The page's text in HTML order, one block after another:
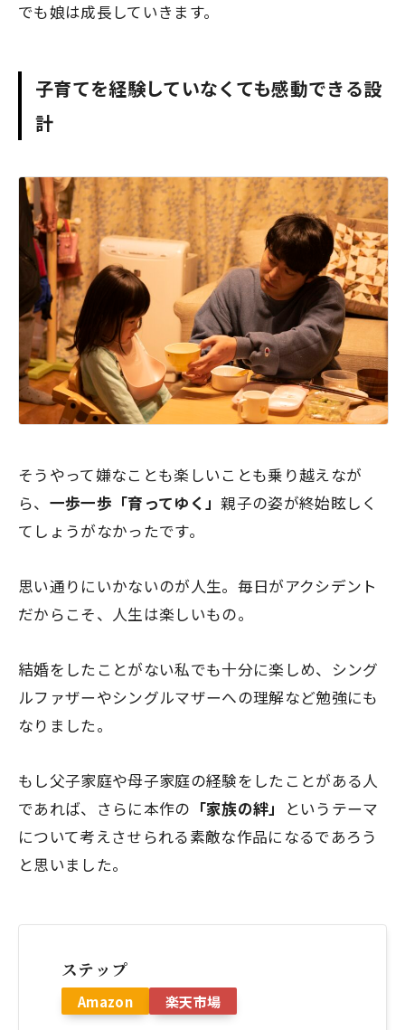
でも娘は成長していきます。
子育てを経験していなくても感動できる設
計
そうやって嫌なことも楽しいことも乗り越えなが
ら、 一歩一歩「育ってゆく」親子の姿が終始眩しく
てしょうがなかったです。
思い通りにいかないのが人生。毎日がアクシデント
だからこそ、人生は楽しいもの。
結婚をしたことがない私でも十分に楽しめ、シング
ルファザーやシングルマザーへの理解など勉強にも
なりました。
もし父子家庭や母子家庭の経験をしたことがある人
であれば、さらに本作の 「家族の絆」
というテーマ
について考えさせられる素敵な作品になるであろう
と思いました。
ステップ
Amazon 楽天市場